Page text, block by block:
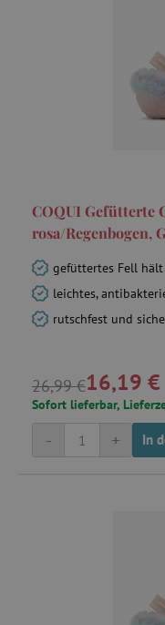
COQUI Gefütterte
rosa/Regenbogen,
gefüttertes Fell
leichtes,
rutschfest und
26,99 €16,19 €
Sofort lieferbar,
+
- In
Unbedingt
Ohne die
kann die
PHPSESSID
cjConsent